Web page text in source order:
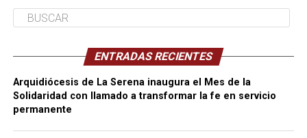
ENTRADAS RECIENTES
Arquidiócesis de La Serena inaugura el Mes de la
Solidaridad con llamado a transformar la fe en servicio
permanente